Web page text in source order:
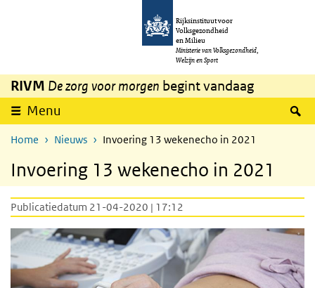
Overslaan en naar de inhoud gaan
Rijksinstituut voor
Volksgezondheid
en Milieu
Ministerie van Volksgezondheid,
Welzijn en Sport
RIVM De zorg voor morgen begint vandaag
Menu
Home Nieuws Invoering 13 wekenecho in 2021
Invoering 13 wekenecho in 2021
Publicatiedatum 21-04-2020 | 17:12